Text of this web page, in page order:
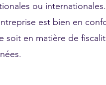
ou
est bien en
soit en matière de